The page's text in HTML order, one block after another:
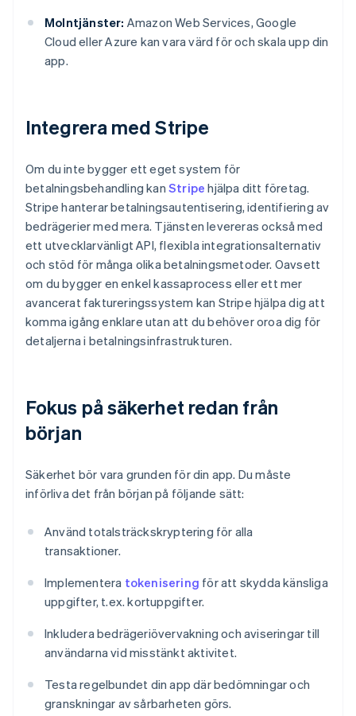
Molntjänster: Amazon Web Services, Google
Cloud eller Azure kan vara värd för och skala upp din
app.
Integrera med Stripe
Om du inte bygger ett eget system för
betalningsbehandling kan Stripe hjälpa ditt företag.
Stripe hanterar betalningsautentisering, identifiering av
bedrägerier med mera. Tjänsten levereras också med
ett utvecklarvänligt API, flexibla integrationsalternativ
och stöd för många olika betalningsmetoder. Oavsett
om du bygger en enkel kassaprocess eller ett mer
avancerat faktureringssystem kan Stripe hjälpa dig att
komma igång enklare utan att du behöver oroa dig för
detaljerna i betalningsinfrastrukturen.
Fokus på säkerhet redan från
början
Säkerhet bör vara grunden för din app. Du måste
införliva det från början på följande sätt:
Använd totalsträckskryptering för alla
transaktioner.
Implementera tokenisering för att skydda känsliga
uppgifter, t.ex. kortuppgifter.
Inkludera bedrägeriövervakning och aviseringar till
användarna vid misstänkt aktivitet.
Testa regelbundet din app där bedömningar och
granskningar av sårbarheten görs.